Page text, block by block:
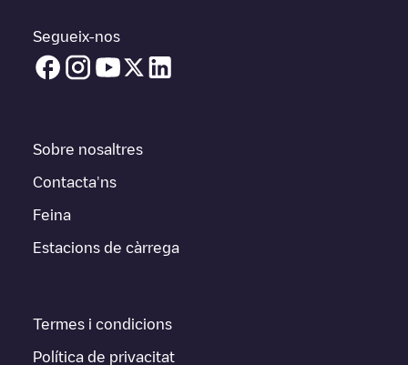
Segueix-nos
Sobre nosaltres
Contacta'ns
Feina
Estacions de càrrega
Termes i condicions
Política de privacitat